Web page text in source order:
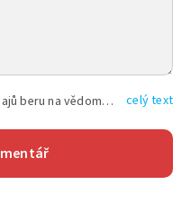
Vyplněním shora uvedených údajů beru na vědomí, že společnost TEXT FACTORY s.r.o., sídlem Brno, Durďákova 336/29, Černá Pole, PSČ: 613 00, IČ: 06157831, zapsané u Krajského soudu v Brně, oddíl C, vložka 100399, bude zpracovávat mé osobní údaje uvedené v rámci mnou vyplněného registračního formuláře na základě oprávněných zájmů TEXT FACTORY s.r.o. dle čl. 6 odst. 1 písm. f) GDPR a pro splnění právních povinností (čl. 6 odst. 1 písm. c) GDPR), a to pro tyto účely: nezbytnost zajistit oprávnění návštěvníka webových stránek provozovaných společností TEXT FACTORY s.r.o. přispívat aktivně ke zveřejněným článkům nebo v rámci diskusních fór a výkon práv TEXT FACTORY s.r.o. jako administrátora těchto diskusních fór. Více informací o zpracování osobních údajů a právech lze nalézt v celý text